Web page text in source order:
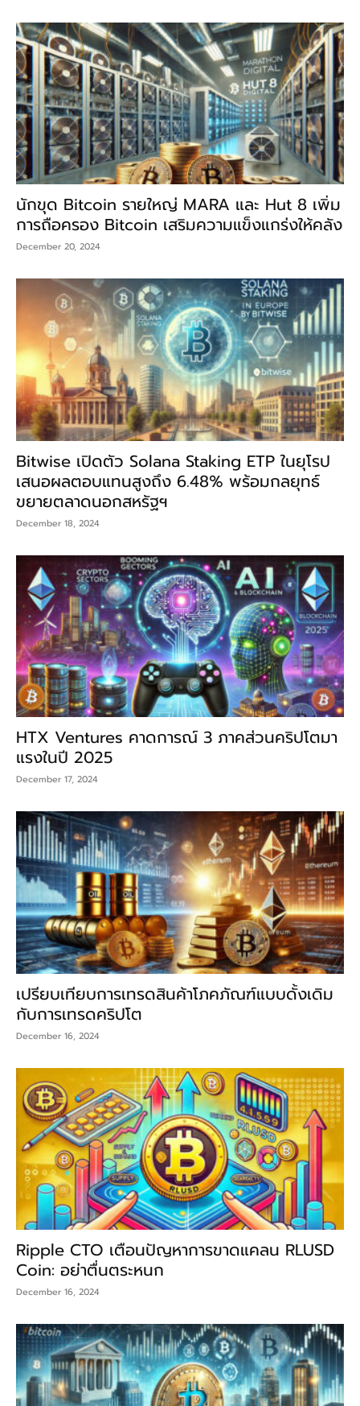
นักขุด Bitcoin รายใหญ่ MARA และ Hut 8 เพิ่ม
การถือครอง Bitcoin เสริมความแข็งแกร่งให้คลัง
December 20, 2024
Bitwise เปิดตัว Solana Staking ETP ในยุโรป
เสนอผลตอบแทนสูงถึง 6.48% พร้อมกลยุทธ์
ขยายตลาดนอกสหรัฐฯ
December 18, 2024
HTX Ventures คาดการณ์ 3 ภาคส่วนคริปโตมา
แรงในปี 2025
December 17, 2024
เปรียบเทียบการเทรดสินค้าโภคภัณฑ์แบบดั้งเดิม
กับการเทรดคริปโต
December 16, 2024
Ripple CTO เตือนปัญหาการขาดแคลน RLUSD
Coin: อย่าตื่นตระหนก
December 16, 2024